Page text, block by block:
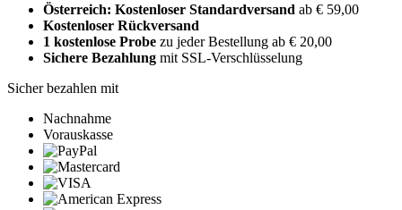
Österreich: Kostenloser Standardversand ab € 59,00
Kostenloser Rückversand
1 kostenlose Probe zu jeder Bestellung ab € 20,00
Sichere Bezahlung mit SSL-Verschlüsselung
Sicher bezahlen mit
Nachnahme
Vorauskasse